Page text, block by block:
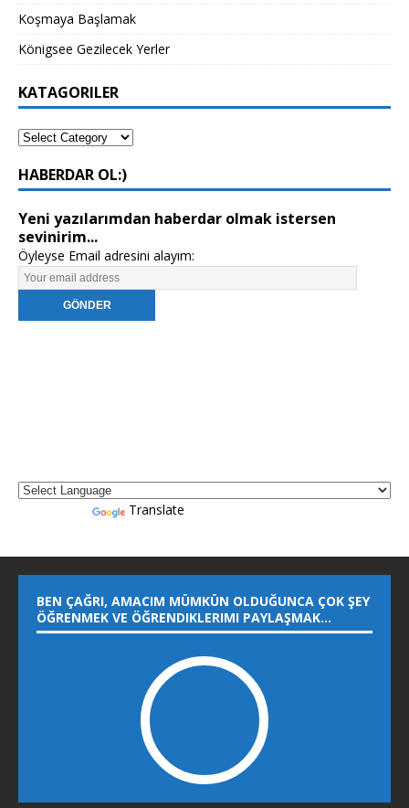
Koşmaya Başlamak
Königsee Gezilecek Yerler
KATAGORILER
HABERDAR OL:)
Yeni yazılarımdan haberdar olmak istersen
sevinirim...
Öyleyse Email adresini alayım:
Translate
BEN ÇAĞRI, AMACIM MÜMKÜN OLDUĞUNCA ÇOK ŞEY
ÖĞRENMEK VE ÖĞRENDIKLERIMI PAYLAŞMAK…